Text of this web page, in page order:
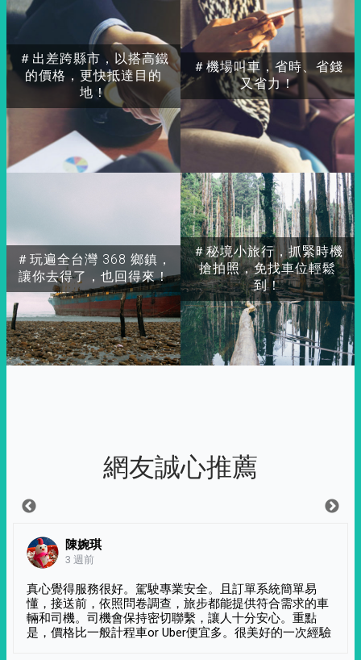
＃出差跨縣市，以搭高鐵
的價格，更快抵達目的
地！
＃玩遍全台灣 368 鄉鎮，
讓你去得了，也回得來！
＃秘境小旅行，抓緊時機
搶拍照，免找車位輕鬆
到！
＃機場叫車，省時、省錢
又省力！
網友誠心推薦
陳婉琪
3 週前
真心覺得服務很好。駕駛專業安全。且訂單系統簡單易
懂，接送前，依照問卷調查，旅步都能提供符合需求的車
輛和司機。司機會保持密切聯繫，讓人十分安心。重點
是，價格比一般計程車or Uber便宜多。很美好的一次經驗